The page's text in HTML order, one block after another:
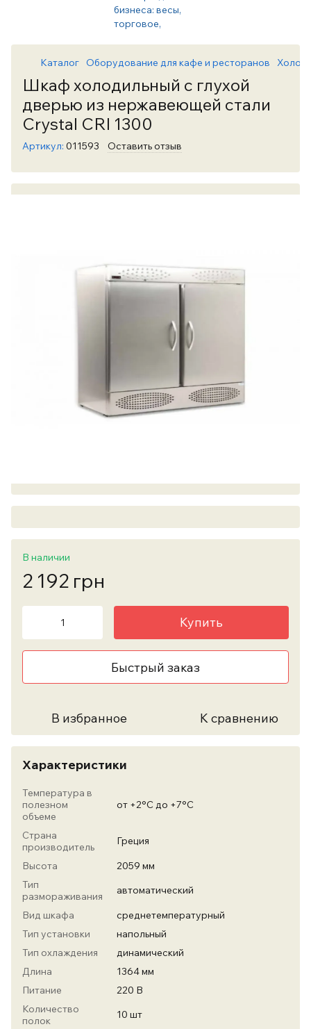
Каталог Оборудование для кафе и ресторанов
Шкаф холодильный с глухой
дверью из нержавеющей стали
Crystal CRI 1300
Артикул: 011593 Оставить отзыв
В наличии
2 192 грн
Купить
Быстрый заказ
В избранное К сравнению
Характеристики
Температура в
полезном
объеме
от +2°С до +7°С
Страна
производитель
Греция
Высота
2059 мм
Тип
размораживания
автоматический
Вид шкафа
среднетемпературный
Тип установки
напольный
Тип охлаждения
динамический
Длина
1364 мм
Питание
220 В
Количество
полок
10 шт